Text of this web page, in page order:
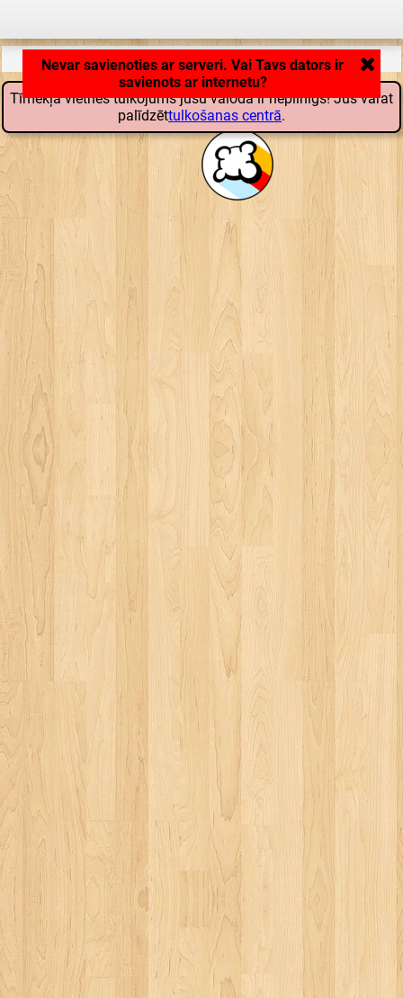
Lietojumprogramma lādējas ... ...
Tīmekļa vietnes tulkojums jūsu valodā ir nepilnīgs! Jūs varat
palīdzēttulkošanas centrā.